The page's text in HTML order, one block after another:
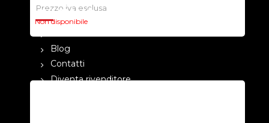
Prezzo iva esclusa
Non disponibile
CHI SIAMO
Blog
Contatti
Diventa rivenditore